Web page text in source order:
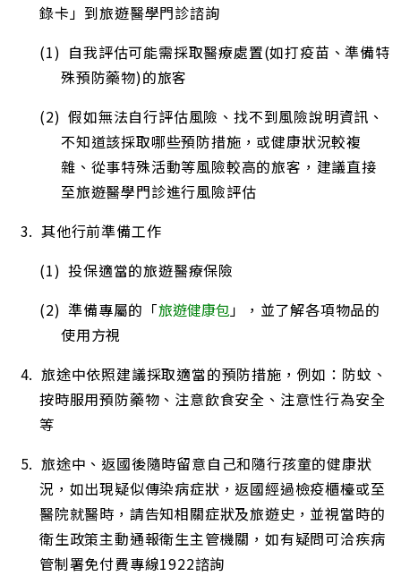
錄卡」到旅遊醫學門診諮詢
(1) 自我評估可能需採取醫療處置(如打疫苗、準備特
殊預防藥物)的旅客
(2) 假如無法自行評估風險、找不到風險說明資訊、
不知道該採取哪些預防措施，或健康狀況較複
雜、從事特殊活動等風險較高的旅客，建議直接
至旅遊醫學門診進行風險評估
3. 其他行前準備工作
(1) 投保適當的旅遊醫療保險
(2) 準備專屬的「旅遊健康包」，並了解各項物品的
使用方視
4. 旅途中依照建議採取適當的預防措施，例如：防蚊、
按時服用預防藥物、注意飲食安全、注意性行為安全
等
5. 旅途中、返國後隨時留意自己和隨行孩童的健康狀
況，如出現疑似傳染病症狀，返國經過檢疫櫃檯或至
醫院就醫時，請告知相關症狀及旅遊史，並視當時的
衛生政策主動通報衛生主管機關，如有疑問可洽疾病
管制署免付費專線1922諮詢